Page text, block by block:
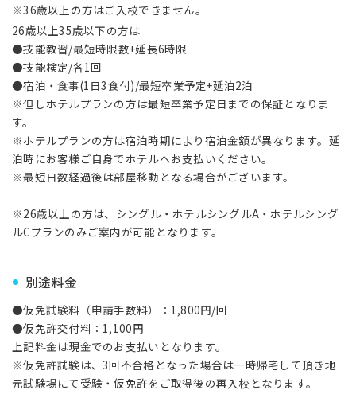
※36歳以上の方はご入校できません。
26歳以上35歳以下の方は
●技能教習/最短時限数+延長6時限
●技能検定/各1回
●宿泊・食事(1日3食付)/最短卒業予定+延泊2泊
※但しホテルプランの方は最短卒業予定日までの保証となりま
す。
※ホテルプランの方は宿泊時期により宿泊金額が異なります。延
泊時にお客様ご自身でホテルへお支払いください。
※最短日数経過後は部屋移動となる場合がございます。
※26歳以上の方は、シングル・ホテルシングルA・ホテルシング
ルCプランのみご案内が可能となります。
別途料金
●仮免試験料（申請手数料）：1,800円/回
●仮免許交付料：1,100円
上記料金は現金でのお支払いとなります。
※仮免許試験は、3回不合格となった場合は一時帰宅して頂き地
元試験場にて受験・仮免許をご取得後の再入校となります。